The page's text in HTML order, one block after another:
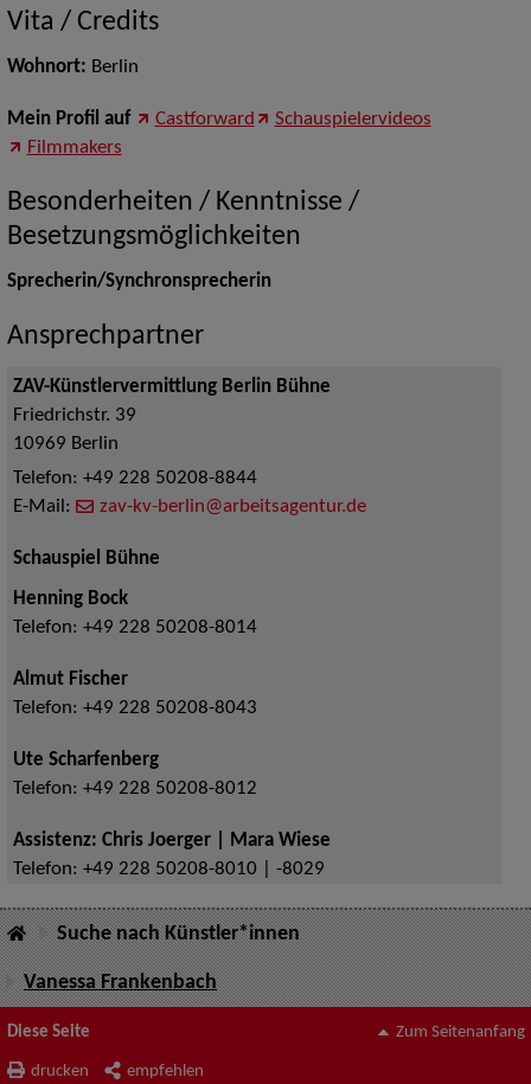
Vita / Credits
Wohnort: Berlin
Mein Profil auf Castforward
Schauspielervideos
Filmmakers
Besonderheiten / Kenntnisse /
Besetzungsmöglichkeiten
Sprecherin/Synchronsprecherin
Ansprechpartner
ZAV-Künstlervermittlung Berlin Bühne
Friedrichstr. 39
10969 Berlin
Telefon: +49 228 50208-8844
E-Mail:
zav-kv-berlin@arbeitsagentur.de
Schauspiel Bühne
Henning Bock
Telefon: +49 228 50208-8014
Almut Fischer
Telefon: +49 228 50208-8043
Ute Scharfenberg
Telefon: +49 228 50208-8012
Assistenz: Chris Joerger | Mara Wiese
Telefon: +49 228 50208-8010 | -8029
Suche nach Künstler*innen
Vanessa Frankenbach
Diese Seite
drucken empfehlen
Zum Seitenanfang